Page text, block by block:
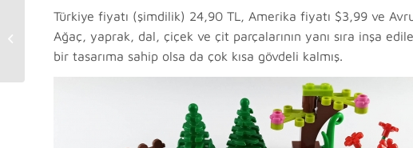
Türkiye fiyatı (şimdilik) 24,90 TL, Amerika fiyatı $3,99 ve
Ağaç, yaprak, dal, çiçek ve çit parçalarının yanı sıra inşa
bir tasarıma sahip olsa da çok kısa gövdeli kalmış.
LEGO 2020 Ocak-
Mayıs Katalogu
Yayınlandı – Resmi
İndirme Bağlantısı...